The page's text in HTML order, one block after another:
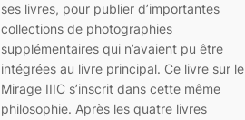
ses livres, pour publier d’importantes
collections de photographies
supplémentaires qui n’avaient pu être
intégrées au livre principal. Ce livre sur le
Mirage IIIC s’inscrit dans cette même
philosophie. Après les quatre livres